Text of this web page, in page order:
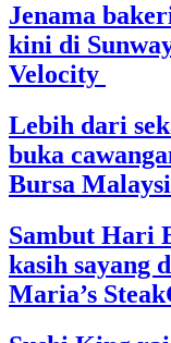
Jenama
kini di
Velocity
Lebih dari
buka
Bursa
Sambut Hari
kasih sayang
Maria’s